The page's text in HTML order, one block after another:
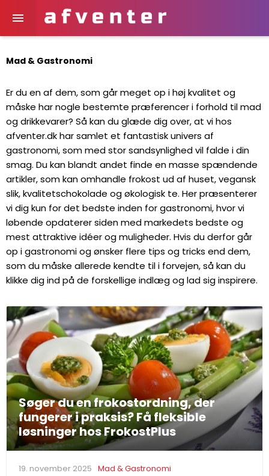

Mad & Gastronomi
Er du en af dem, som går meget op i høj kvalitet og
måske har nogle bestemte præferencer i forhold til mad
og drikkevarer? Så kan du glæde dig over, at vi hos
afventer.dk har samlet et fantastisk univers af
gastronomi, som med stor sandsynlighed vil falde i din
smag. Du kan blandt andet finde en masse spændende
artikler, som kan omhandle frokost ud af huset, vegansk
slik, kvalitetschokolade og økologisk te. Her præsenterer
vi dig kun for det bedste inden for gastronomi, hvor vi
løbende opdaterer siden med markedets bedste og
mest attraktive idéer og muligheder. Hvis du derfor går
op i gastronomi og ønsker flere tips og tricks end dem,
som du måske allerede kendte til i forvejen, så kan du
klikke dig ind på de forskellige indlæg og lad sig inspirere.
Søger du en frokostordning, der
fungerer i praksis? Få fleksible
løsninger hos FrokostPlus
19. november 2025 Mad & Gastronomi